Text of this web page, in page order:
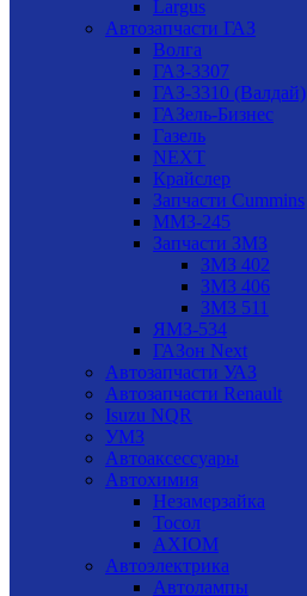
Largus
Автозапчасти ГАЗ
Волга
ГАЗ-3307
ГАЗ-3310 (Валдай)
ГАЗель-Бизнес
Газель
NEXT
Крайслер
Запчасти Cummins
ММЗ-245
Запчасти ЗМЗ
ЗМЗ 402
ЗМЗ 406
ЗМЗ 511
ЯМЗ-534
ГАЗон Next
Автозапчасти УАЗ
Автозапчасти Renault
Isuzu NQR
УМЗ
Автоаксессуары
Автохимия
Незамерзайка
Тосол
AXIOM
Автоэлектрика
Автолампы